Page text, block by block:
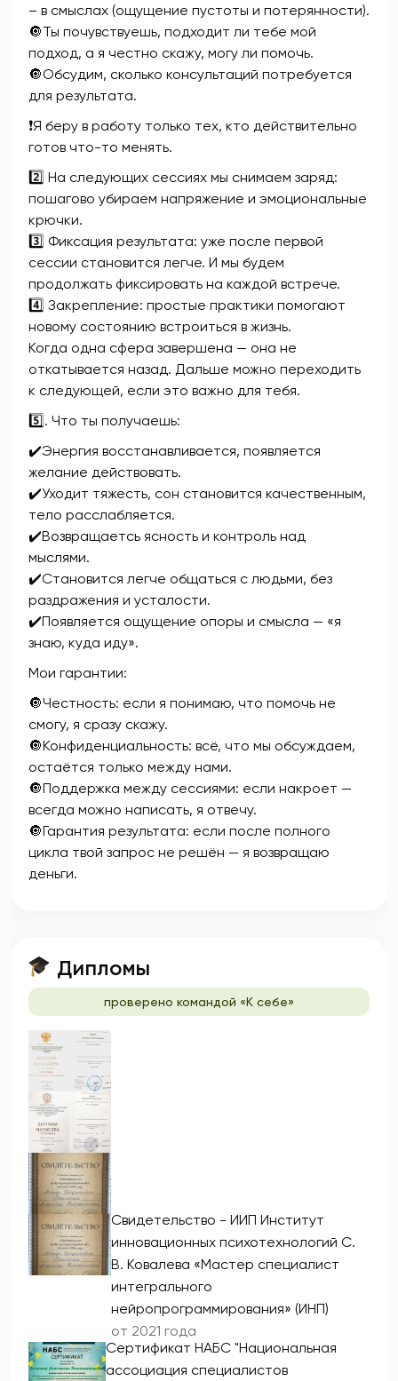
– в смыслах (ощущение пустоты и потерянности).
🔘Ты почувствуешь, подходит ли тебе мой
подход, а я честно скажу, могу ли помочь.
🔘Обсудим, сколько консультаций потребуется
для результата.
❗Я беру в работу только тех, кто действительно
готов что-то менять.
2️⃣ На следующих сессиях мы снимаем заряд:
пошагово убираем напряжение и эмоциональные
крючки.
3️⃣ Фиксация результата: уже после первой
сессии становится легче. И мы будем
продолжать фиксировать на каждой встрече.
4️⃣ Закрепление: простые практики помогают
новому состоянию встроиться в жизнь.
Когда одна сфера завершена — она не
откатывается назад. Дальше можно переходить
к следующей, если это важно для тебя.
5️⃣. Что ты получаешь:
✔️Энергия восстанавливается, появляется
желание действовать.
✔️Уходит тяжесть, сон становится качественным,
тело расслабляется.
✔️Возвращаетсь ясность и контроль над
мыслями.
✔️Становится легче общаться с людьми, без
раздражения и усталости.
✔️Появляется ощущение опоры и смысла — «я
знаю, куда иду».
Мои гарантии:
🔘Честность: если я понимаю, что помочь не
смогу, я сразу скажу.
🔘Конфиденциальность: всё, что мы обсуждаем,
остаётся только между нами.
🔘Поддержка между сессиями: если накроет —
всегда можно написать, я отвечу.
🔘Гарантия результата: если после полного
цикла твой запрос не решён — я возвращаю
деньги.
Дипломы
проверено командой «К себе»
Свидетельство - ИИП Институт
инновационных психотехнологий С.
В. Ковалева «Мастер специалист
интегрального
нейропрограммирования» (ИНП)
от 2021 года
Сертификат НАБС "Национальная
ассоциация специалистов